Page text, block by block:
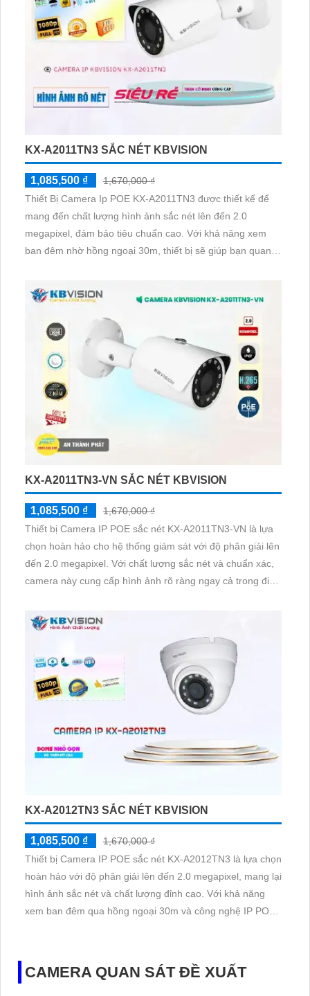
KX-A2011TN3 SẮC NÉT KBVISION
1,085,500 ₫
1,670,000 ₫
Thiết Bị Camera Ip POE KX-A2011TN3 được thiết kế để
mang đến chất lượng hình ảnh sắc nét lên đến 2.0
megapixel, đảm bảo tiêu chuẩn cao. Với khả năng xem
ban đêm nhờ hồng ngoại 30m, thiết bị sẽ giúp bạn quan
KX-A2011TN3-VN SẮC NÉT KBVISION
1,085,500 ₫
1,670,000 ₫
Thiết bị Camera IP POE sắc nét KX-A2011TN3-VN là lựa
chọn hoàn hảo cho hệ thống giám sát với độ phân giải lên
đến 2.0 megapixel. Với chất lượng sắc nét và chuẩn xác,
camera này cung cấp hình ảnh rõ ràng ngay cả trong điều
KX-A2012TN3 SẮC NÉT KBVISION
1,085,500 ₫
1,670,000 ₫
Thiết bị Camera IP POE sắc nét KX-A2012TN3 là lựa chọn
hoàn hảo với độ phân giải lên đến 2.0 megapixel, mang lại
hình ảnh sắc nét và chất lượng đỉnh cao. Với khả năng
xem ban đêm qua hồng ngoại 30m và công nghệ IP POE
Smart IR và vỏ Dome kim loại, phù hợp cho căn hộ, nhà
phố
CAMERA QUAN SÁT ĐỀ XUẤT